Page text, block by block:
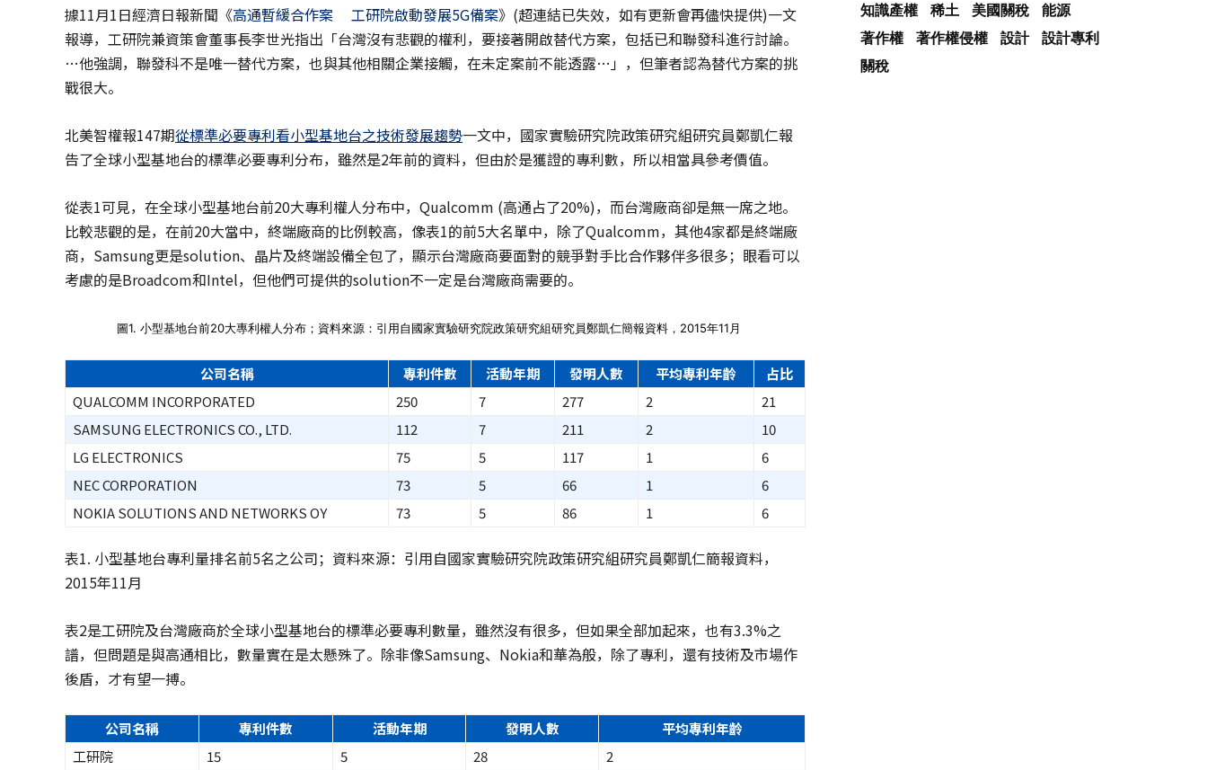
據11月1日經濟日報新聞《高通暫緩合作案 工研院啟動發展5G備案》(超連結已失效，如有更新會再儘快提供)一文
報導，工研院兼資策會董事長李世光指出「台灣沒有悲觀的權利，要接著開啟替代方案，包括已和聯發科進行討論。
…他強調，聯發科不是唯一替代方案，也與其他相關企業接觸，在未定案前不能透露…」，但筆者認為替代方案的挑
戰很大。
北美智權報147期從標準必要專利看小型基地台之技術發展趨勢一文中，國家實驗研究院政策研究組研究員鄭凱仁報
告了全球小型基地台的標準必要專利分布，雖然是2年前的資料，但由於是獲證的專利數，所以相當具參考價值。
從表1可見，在全球小型基地台前20大專利權人分布中，Qualcomm (高通占了20%)，而台灣廠商卻是無一席之地。
比較悲觀的是，在前20大當中，終端廠商的比例較高，像表1的前5大名單中，除了Qualcomm，其他4家都是終端廠
商，Samsung更是solution、晶片及終端設備全包了，顯示台灣廠商要面對的競爭對手比合作夥伴多很多；眼看可以
考慮的是Broadcom和Intel，但他們可提供的solution不一定是台灣廠商需要的。
圖1. 小型基地台前20大專利權人分布；資料來源：引用自國家實驗研究院政策研究組研究員鄭凱仁簡報資料，2015年11月
公司名稱 專利件數 活動年期 發明人數 平均專利年齡
占比
QUALCOMM INCORPORATED
250 7 277 2
21
SAMSUNG ELECTRONICS CO., LTD.
112 7 211 2
10
LG ELECTRONICS
75 5 117 1
6
NEC CORPORATION
73 5 66 1
6
NOKIA SOLUTIONS AND NETWORKS OY
73 5 86 1 6
表1. 小型基地台專利量排名前5名之公司；資料來源：引用自國家實驗研究院政策研究組研究員鄭凱仁簡報資料，
2015年11月
表2是工研院及台灣廠商於全球小型基地台的標準必要專利數量，雖然沒有很多，但如果全部加起來，也有3.3%之
譜，但問題是與高通相比，數量實在是太懸殊了。除非像Samsung、Nokia和華為般，除了專利，還有技術及市場作
後盾，才有望一搏。
公司名稱 專利件數 活動年期 發明人數
平均專利年齡
工研院
15 5 28
2
知識產權
稀土 美國關稅
能源
著作權
著作權侵權 設計
設計專利
關稅